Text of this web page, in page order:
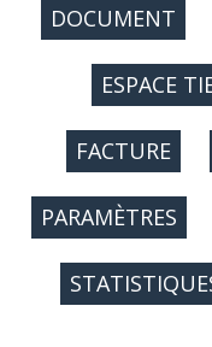
DOCUMENT
ESPACE
FACTURE
PARAMÈTRES